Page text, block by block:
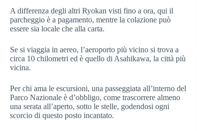
A differenza degli altri Ryokan visti fino a ora, qui il
parcheggio è a pagamento, mentre la colazione può
essere sia locale che alla carta.
Se si viaggia in aereo, l’aeroporto più vicino si trova a
circa 10 chilometri ed è quello di Asahikawa, la città più
vicina.
Per chi ama le escursioni, una passeggiata all’interno del
Parco Nazionale è d’obbligo, come trascorrere almeno
una serata all’aperto, sotto le stelle, godendosi ogni
scorcio di questo posto incantato.